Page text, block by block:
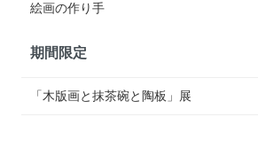
絵画の作り手
期間限定
「木版画と抹茶碗と陶板」展